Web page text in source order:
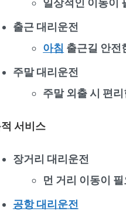
일상적인 이동이
출근 대리운전
아침 출근길 안전
주말 대리운전
주말 외출 시 편
서비스
장거리 대리운전
먼 거리 이동이
공항 대리운전